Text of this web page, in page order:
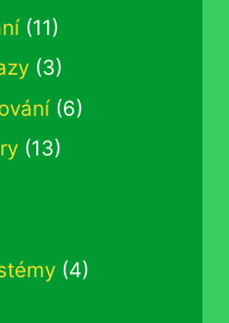
(11)
(3)
(6)
(13)
(4)